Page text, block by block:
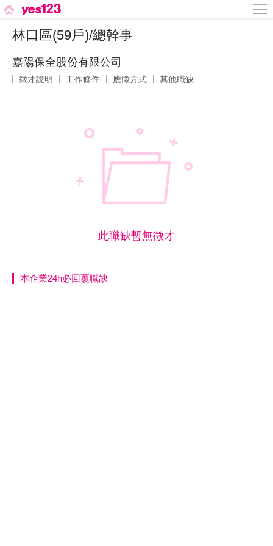
林口區(59戶)/總幹事
嘉陽保全股份有限公司
徵才說明 工作條件 應徵方式 其他職缺
此職缺暫無徵才
本企業24h必回覆職缺